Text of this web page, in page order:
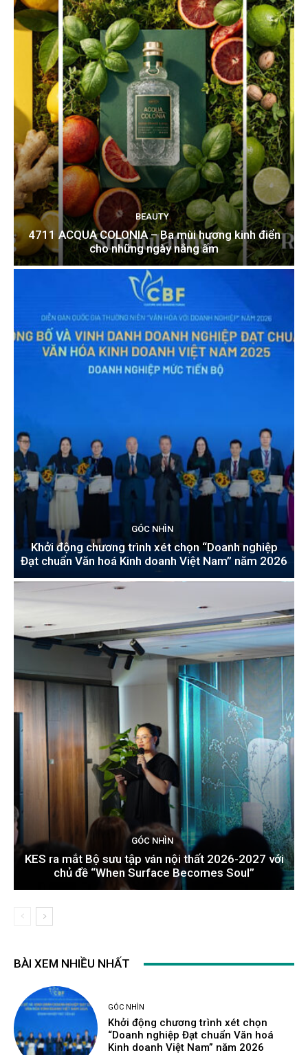
BEAUTY
4711 ACQUA COLONIA – Ba mùi hương kinh điển
cho những ngày nắng ấm
GÓC NHÌN
Khởi động chương trình xét chọn “Doanh nghiệp
Đạt chuẩn Văn hoá Kinh doanh Việt Nam” năm 2026
GÓC NHÌN
KES ra mắt Bộ sưu tập ván nội thất 2026-2027 với
chủ đề “When Surface Becomes Soul”
BÀI XEM NHIỀU NHẤT
GÓC NHÌN
Khởi động chương trình xét chọn
“Doanh nghiệp Đạt chuẩn Văn hoá
Kinh doanh Việt Nam” năm 2026